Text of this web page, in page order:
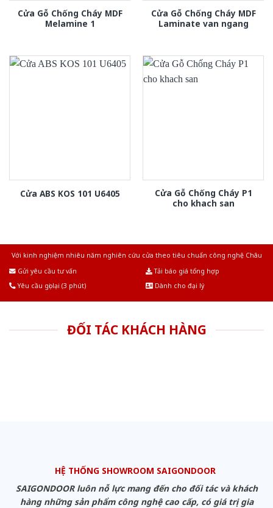
Cửa Gỗ Chống Cháy MDF
Melamine 1
Cửa Gỗ Chống Cháy MDF
Laminate van ngang
Cửa ABS KOS 101 U6405
Cửa Gỗ Chống Cháy P1
cho khach san
Với kinh nghiệm nhiêu năm nghiên cứu cửa theo tiêu chuẩn công nghệ Châu
Gửi yêu cầu tư vấn
Tải báo giá tổng hợp
Yêu cầu gọi lại (3 phút)
Dành cho đại lý
ĐỐI TÁC KHÁCH HÀNG
HỆ THỐNG SHOWROOM SAIGONDOOR
SAIGONDOOR luôn nỗ lực mang đến cho đối tác và khách
hàng những sản phẩm công nghệ cao cấp, có giá trị gia